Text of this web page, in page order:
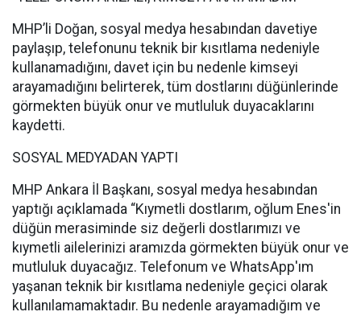
MHP’li Doğan, sosyal medya hesabından davetiye
paylaşıp, telefonunu teknik bir kısıtlama nedeniyle
kullanamadığını, davet için bu nedenle kimseyi
arayamadığını belirterek, tüm dostlarını düğünlerinde
görmekten büyük onur ve mutluluk duyacaklarını
kaydetti.
SOSYAL MEDYADAN YAPTI
MHP Ankara İl Başkanı, sosyal medya hesabından
yaptığı açıklamada “Kıymetli dostlarım, oğlum Enes'in
düğün merasiminde siz değerli dostlarımızı ve
kıymetli ailelerinizi aramızda görmekten büyük onur ve
mutluluk duyacağız. Telefonum ve WhatsApp'ım
yaşanan teknik bir kısıtlama nedeniyle geçici olarak
kullanılamamaktadır. Bu nedenle arayamadığım ve